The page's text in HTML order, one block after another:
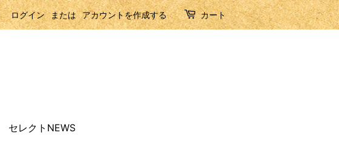
ログイン または アカウントを作成する カート
セレクトNEWS